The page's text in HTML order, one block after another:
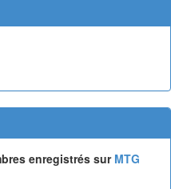
enregistrés sur MTG